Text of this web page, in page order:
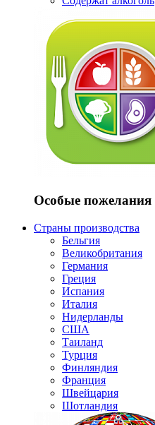
Особые пожелания
Страны производства
Бельгия
Великобритания
Германия
Греция
Испания
Италия
Нидерланды
США
Таиланд
Турция
Финляндия
Франция
Швейцария
Шотландия